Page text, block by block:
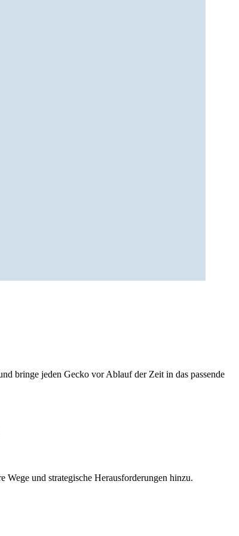
bringe jeden Gecko vor Ablauf der Zeit in das passende
und strategische Herausforderungen hinzu.